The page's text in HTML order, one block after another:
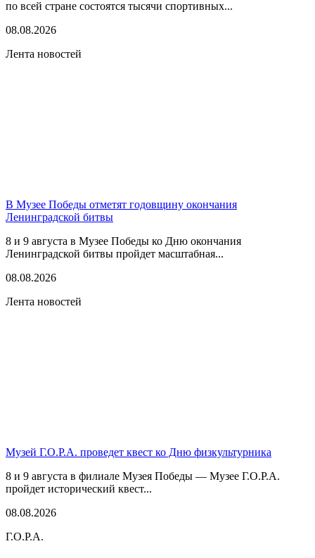
по всей стране состоятся тысячи спортивных...
08.08.2026
Лента новостей
В Музее Победы отметят годовщину окончания
Ленинградской битвы
8 и 9 августа в Музее Победы ко Дню окончания
Ленинградской битвы пройдет масштабная...
08.08.2026
Лента новостей
Музей Г.О.Р.А. проведет квест ко Дню физкультурника
8 и 9 августа в филиале Музея Победы — Музее Г.О.Р.А.
пройдет исторический квест...
08.08.2026
Г.О.Р.А.